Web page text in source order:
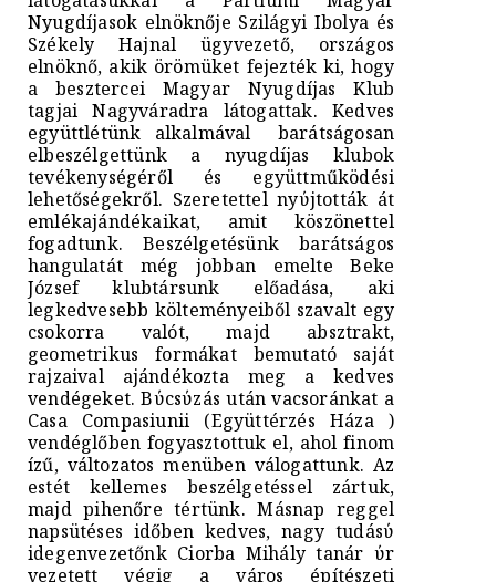
Nyugdíjasok elnöknője Szilágyi Ibolya és
Székely Hajnal ügyvezető, országos
elnöknő, akik örömüket fejezték ki, hogy
a besztercei Magyar Nyugdíjas Klub
tagjai Nagyváradra látogattak. Kedves
együttlétünk alkalmával barátságosan
elbeszélgettünk a nyugdíjas klubok
tevékenységéről és együttműködési
lehetőségekről. Szeretettel nyύjtották át
emlékajándékaikat, amit köszönettel
fogadtunk. Beszélgetésünk barátságos
hangulatát még jobban emelte Beke
József klubtársunk előadása, aki
legkedvesebb költeményeiből szavalt egy
csokorra valót, majd absztrakt,
geometrikus formákat bemutató saját
rajzaival ajándékozta meg a kedves
vendégeket. Bύcsύzás után vacsoránkat a
Casa Compasiunii (Együttérzés Háza )
vendéglőben fogyasztottuk el, ahol finom
ízű, változatos menüben válogattunk. Az
estét kellemes beszélgetéssel zártuk,
majd pihenőre tértünk. Másnap reggel
napsütéses időben kedves, nagy tudásύ
idegenvezetőnk Ciorba Mihály tanár ύr
vezetett végig a város építészeti